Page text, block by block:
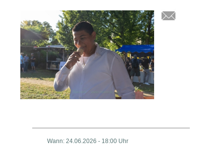
Wann: 24.06.2026 - 18:00 Uhr